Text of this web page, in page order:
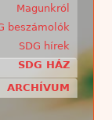
Magunkról
beszámolók
SDG hírek
SDG HÁZ
ARCHÍVUM